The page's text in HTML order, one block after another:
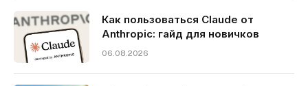
Как пользоваться Claude от
Anthropic: гайд для новичков
06.08.2026